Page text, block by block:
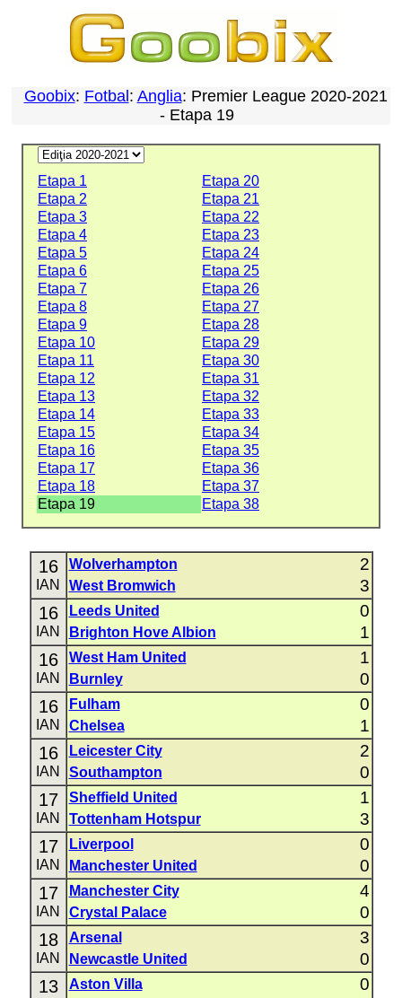
Goobix: Fotbal : Anglia: Premier League 2020-2021
- Etapa 19
Etapa 1
Etapa 20
Etapa 2
Etapa 21
Etapa 3
Etapa 22
Etapa 4
Etapa 23
Etapa 5
Etapa 24
Etapa 6
Etapa 25
Etapa 7
Etapa 26
Etapa 8
Etapa 27
Etapa 9
Etapa 28
Etapa 10
Etapa 29
Etapa 11
Etapa 30
Etapa 12
Etapa 31
Etapa 13
Etapa 32
Etapa 14
Etapa 33
Etapa 15
Etapa 34
Etapa 16
Etapa 35
Etapa 17
Etapa 36
Etapa 18
Etapa 37
Etapa 19
Etapa 38
16
IAN
Wolverhampton 2
West Bromwich 3
16
IAN
Leeds United 0
Brighton Hove Albion 1
16
IAN
West Ham United 1
Burnley 0
16
IAN
Fulham 0
Chelsea 1
16
IAN
Leicester City 2
Southampton 0
17
IAN
Sheffield United 1
Tottenham Hotspur 3
17
IAN
Liverpool 0
Manchester United 0
17
IAN
Manchester City 4
Crystal Palace 0
18
IAN
Arsenal 3
Newcastle United 0
13 Aston Villa 0